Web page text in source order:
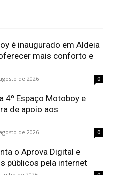
é inaugurado em Aldeia
mais conforto e
de 2026 0
4º Espaço Motoboy e
de apoio aos
de 2026 0
o Aprova Digital e
públicos pela internet